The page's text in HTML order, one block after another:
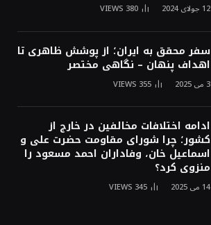
12 جولای 2024 380
VIEWS
سفر محقق به ایران؛ از پوشش ظاهری تا
اهداف پنهان – نگاهی مختصر
3 می 2025 355
VIEWS
ادامه اختلافات مخالفین در خارج از
کشور؛ چرا شورای مقاومت حضرت علی و
اسماعیل خان، وفاداران احمد مسعود را
منزوی کرد؟
14 می 2025 345
VIEWS